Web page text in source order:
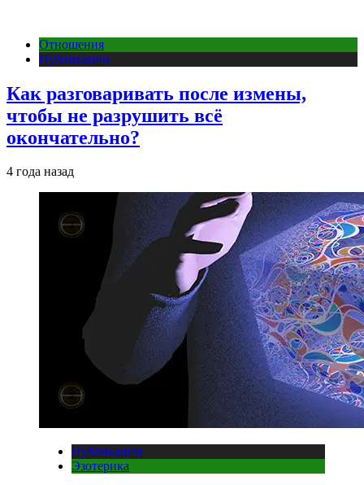
Отношения
Публикации
Как разговаривать после измены,
чтобы не разрушить всё
окончательно?
4 года назад
Публикации
Эзотерика